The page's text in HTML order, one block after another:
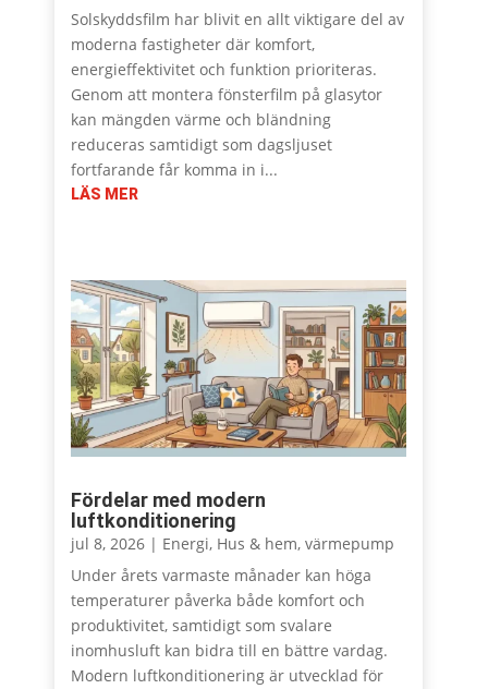
Solskyddsfilm har blivit en allt viktigare del av
moderna fastigheter där komfort,
energieffektivitet och funktion prioriteras.
Genom att montera fönsterfilm på glasytor
kan mängden värme och bländning
reduceras samtidigt som dagsljuset
fortfarande får komma in i...
LÄS MER
Fördelar med modern
luftkonditionering
jul 8, 2026| Energi, Hus & hem, värmepump
Under årets varmaste månader kan höga
temperaturer påverka både komfort och
produktivitet, samtidigt som svalare
inomhusluft kan bidra till en bättre vardag.
Modern luftkonditionering är utvecklad för